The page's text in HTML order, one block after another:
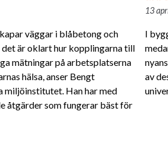
väggar i blåbetong och
det är oklart hur kopplingarna till
mätningar på arbetsplatserna
hälsa, anser Bengt
miljöinstitutet. Han har med
åtgärder som fungerar bäst för
13
I
av